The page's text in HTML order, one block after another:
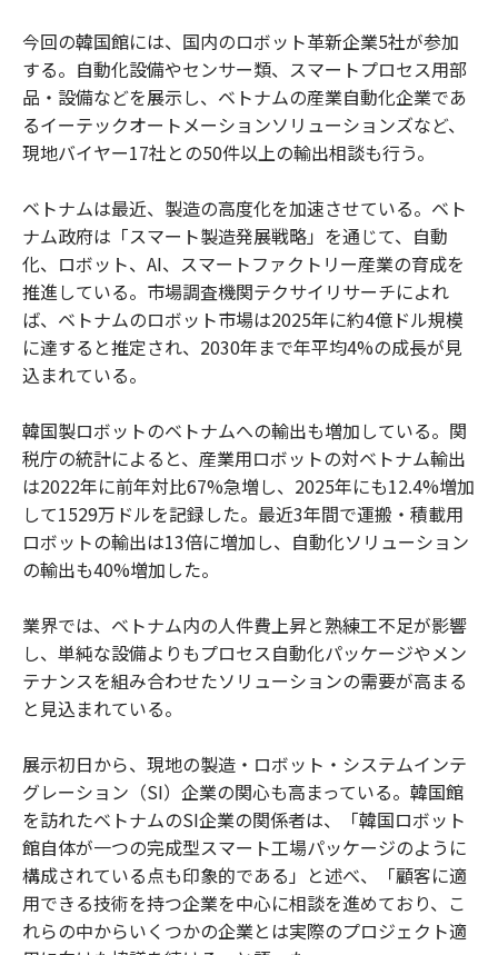
今回の韓国館には、国内のロボット革新企業5社が参加
する。自動化設備やセンサー類、スマートプロセス用部
品・設備などを展示し、ベトナムの産業自動化企業であ
るイーテックオートメーションソリューションズなど、
現地バイヤー17社との50件以上の輸出相談も行う。
ベトナムは最近、製造の高度化を加速させている。ベト
ナム政府は「スマート製造発展戦略」を通じて、自動
化、ロボット、AI、スマートファクトリー産業の育成を
推進している。市場調査機関テクサイリサーチによれ
ば、ベトナムのロボット市場は2025年に約4億ドル規模
に達すると推定され、2030年まで年平均4%の成長が見
込まれている。
韓国製ロボットのベトナムへの輸出も増加している。関
税庁の統計によると、産業用ロボットの対ベトナム輸出
は2022年に前年対比67%急増し、2025年にも12.4%増加
して1529万ドルを記録した。最近3年間で運搬・積載用
ロボットの輸出は13倍に増加し、自動化ソリューション
の輸出も40%増加した。
業界では、ベトナム内の人件費上昇と熟練工不足が影響
し、単純な設備よりもプロセス自動化パッケージやメン
テナンスを組み合わせたソリューションの需要が高まる
と見込まれている。
展示初日から、現地の製造・ロボット・システムインテ
グレーション（SI）企業の関心も高まっている。韓国館
を訪れたベトナムのSI企業の関係者は、「韓国ロボット
館自体が一つの完成型スマート工場パッケージのように
構成されている点も印象的である」と述べ、「顧客に適
用できる技術を持つ企業を中心に相談を進めており、こ
れらの中からいくつかの企業とは実際のプロジェクト適